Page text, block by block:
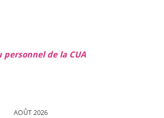
personnel de la CUA
AOÛT 2026